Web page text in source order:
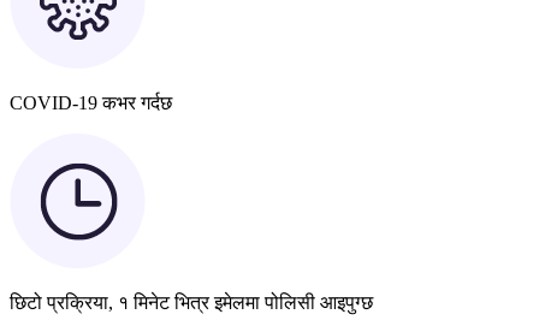
COVID-19 कभर गर्दछ
छिटो प्रक्रिया, १ मिनेट भित्र इमेलमा पोलिसी आइपुग्छ